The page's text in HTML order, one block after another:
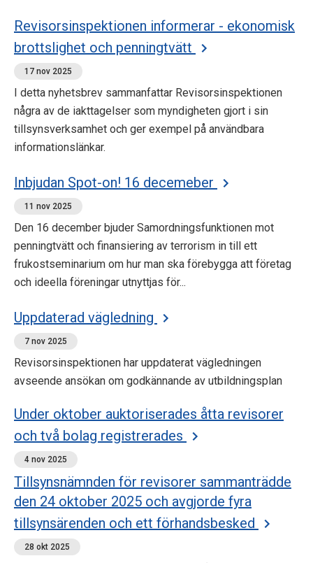
Revisorsinspektionen informerar - ekonomisk
brottslighet och penningtvätt
17 nov 2025
I detta nyhetsbrev sammanfattar Revisorsinspektionen
några av de iakttagelser som myndigheten gjort i sin
tillsynsverksamhet och ger exempel på användbara
informationslänkar.
Inbjudan Spot-on! 16 decemeber
11 nov 2025
Den 16 december bjuder Samordningsfunktionen mot
penningtvätt och finansiering av terrorism in till ett
frukostseminarium om hur man ska förebygga att företag
och ideella föreningar utnyttjas för...
Uppdaterad vägledning
7 nov 2025
Revisorsinspektionen har uppdaterat vägledningen
avseende ansökan om godkännande av utbildningsplan
Under oktober auktoriserades åtta revisorer
och två bolag registrerades
4 nov 2025
Tillsynsnämnden för revisorer sammanträdde
den 24 oktober 2025 och avgjorde fyra
tillsynsärenden och ett förhandsbesked
28 okt 2025